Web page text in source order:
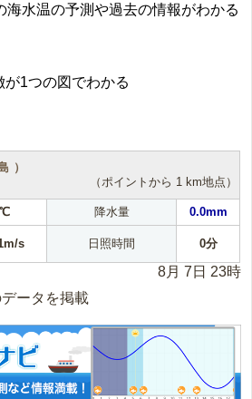
海水温の予測や過去の情報がわかる
が1つの図でわかる
）
（ポイントから 1 km地点）
降水量 0.0mm
s 日照時間 0分
8月 7日 23時
ータを掲載